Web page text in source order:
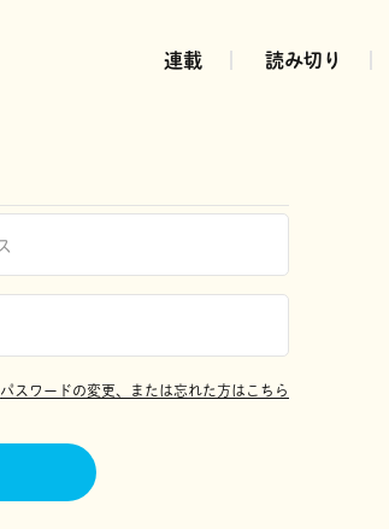
連載 読み切り
パスワードの変更、または忘れた方はこちら